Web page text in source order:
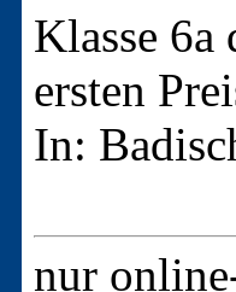
Klasse
ersten
In:
nur